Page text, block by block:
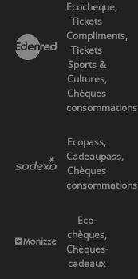
Ecocheque,
Tickets
Compliments,
Tickets
Sports &
Cultures,
Chèques
consommations
Ecopass,
Cadeaupass,
Chèques
consommations
Eco-
chèques,
Chèques-
cadeaux